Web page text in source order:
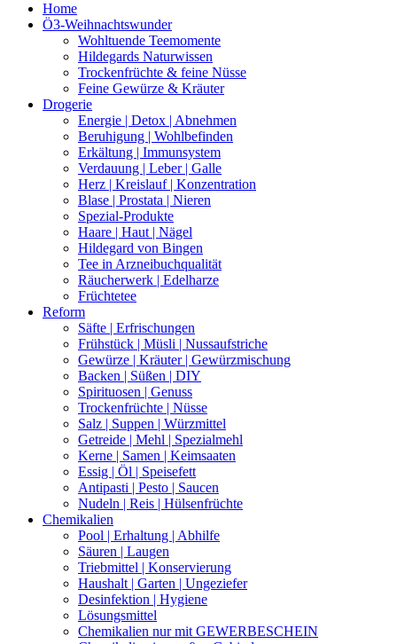
Home
Ö3-Weihnachtswunder
Wohltuende Teemomente
Hildegards Naturwissen
Trockenfrüchte & feine Nüsse
Feine Gewürze & Kräuter
Drogerie
Energie | Detox | Abnehmen
Beruhigung | Wohlbefinden
Erkältung | Immunsystem
Verdauung | Leber | Galle
Herz | Kreislauf | Konzentration
Blase | Prostata | Nieren
Spezial-Produkte
Haare | Haut | Nägel
Hildegard von Bingen
Tee in Arzneibuchqualität
Räucherwerk | Edelharze
Früchtetee
Reform
Säfte | Erfrischungen
Frühstück | Müsli | Nussaufstriche
Gewürze | Kräuter | Gewürzmischung
Backen | Süßen | DIY
Spirituosen | Genuss
Trockenfrüchte | Nüsse
Salz | Suppen | Würzmittel
Getreide | Mehl | Spezialmehl
Kerne | Samen | Keimsaaten
Essig | Öl | Speisefett
Antipasti | Pesto | Saucen
Nudeln | Reis | Hülsenfrüchte
Chemikalien
Pool | Erhaltung | Abhilfe
Säuren | Laugen
Triebmittel | Konservierung
Haushalt | Garten | Ungeziefer
Desinfektion | Hygiene
Lösungsmittel
Chemikalien nur mit GEWERBESCHEIN